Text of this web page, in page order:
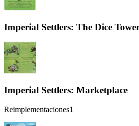
Imperial Settlers: The Dice
Imperial Settlers: Marketplace
Reimplementaciones1